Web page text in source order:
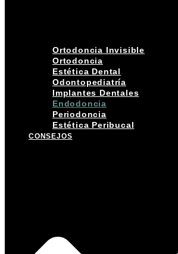
Ortodoncia Invisible
Ortodoncia
Estética Dental
Odontopediatría
Implantes Dentales
Endodoncia
Periodoncia
Estética Peribucal
CONSEJOS